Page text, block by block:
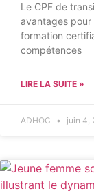
Le CPF de
avantages pour
formation
compétences
LIRE LA SUITE »
ADHOC juin 4,